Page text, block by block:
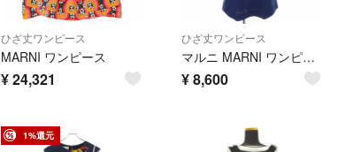
ひざ丈ワンピース
MARNI ワンピース
¥24,321
ひざ丈ワンピース
マルニ MARNI ワンピース
¥8,600
1%還元